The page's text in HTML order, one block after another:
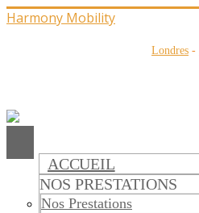
Harmony Mobility
Londres -
ACCUEIL
NOS PRESTATIONS
Nos Prestations